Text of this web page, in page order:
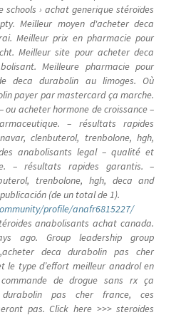
schools › achat generique stéroïdes
Meilleur moyen d'acheter deca
Meilleur prix en pharmacie pour
Meilleur site pour acheter deca
Meilleure pharmacie pour
deca durabolin au limoges. Où
payer par mastercard ça marche.
ou acheter hormone de croissance –
– résultats rapides
clenbuterol, trenbolone, hgh,
anabolisants legal – qualité et
– résultats rapides garantis. –
trenbolone, hgh, deca and
(de un total de 1).
profile/anafr6815227/
anabolisants achat canada.
ago. Group leadership group
deca durabolin pas cher
le type d’effort meilleur anadrol en
de drogue sans rx ça
durabolin pas cher france, ces
pas. Click here >>> steroides